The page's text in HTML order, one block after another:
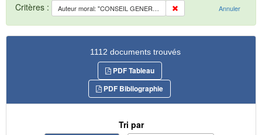
Critères : Auteur moral: "CONSEIL GENERAL DE L'ENVIRONNEMENT ET DU DEVELOPPEMENT DURABLE (CGEDD)" Annuler
1112 documents trouvés
PDF Tableau
PDF Bibliographie
Tri par